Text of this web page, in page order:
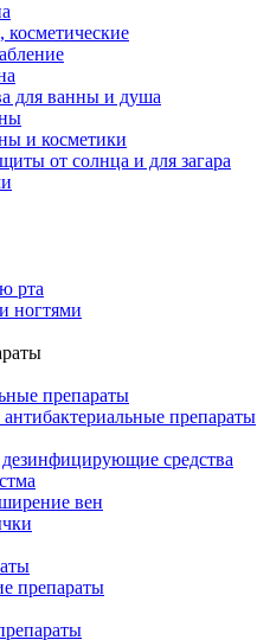
для ванны и душа
и косметики
от солнца и для загара
рта
ногтями
препараты
препараты
средства
вен
препараты